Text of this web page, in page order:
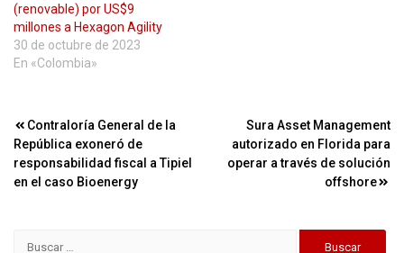
(renovable) por US$9
millones a Hexagon Agility
30 de octubre de 2023
En «Colombia»
Navegación
de
entradas
Contraloría General de la
República exoneró de
responsabilidad fiscal a Tipiel
en el caso Bioenergy
Sura Asset Management
autorizado en Florida para
operar a través de solución
offshore